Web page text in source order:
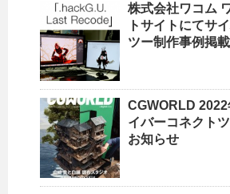
株式会社ワコム
トサイトにてサ
ツー制作事例掲
CGWORLD
イバーコネクト
お知らせ